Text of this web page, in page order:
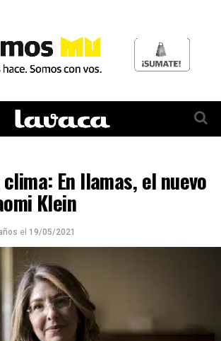
En llamas, el nuevo
Klein
el 19/05/2021